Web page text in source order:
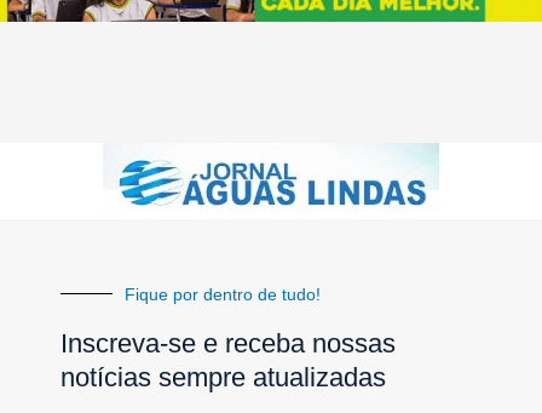
Fique por dentro de tudo!
Inscreva-se e receba nossas
notícias sempre atualizadas